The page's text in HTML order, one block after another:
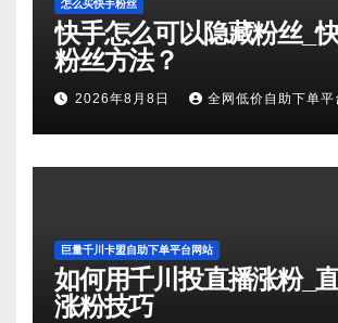
怎么买快手粉丝
快手怎么可以隐藏粉丝_
粉丝方法？
2026年8月8日 全网低价自助下单平
巨量千川卡盟自助下单平台网站
如何用千川投直播涨粉_
涨粉技巧